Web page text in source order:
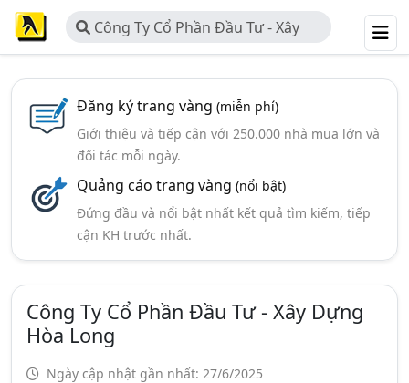
Công Ty Cổ Phần Đầu Tư - Xây
Dựng Hòa Long
Đăng ký trang vàng (miễn phí)
Giới thiệu và tiếp cận với 250.000 nhà mua lớn và
đối tác mỗi ngày.
Quảng cáo trang vàng (nổi bật)
Đứng đầu và nổi bật nhất kết quả tìm kiếm, tiếp
cận KH trước nhất.
Công Ty Cổ Phần Đầu Tư - Xây Dựng
Hòa Long
Ngày cập nhật gần nhất: 27/6/2025